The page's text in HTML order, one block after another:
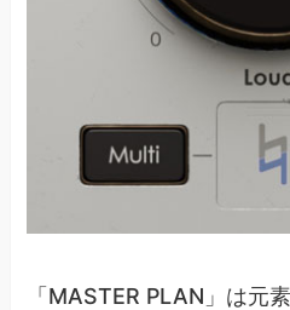
「MASTER PLAN」は元